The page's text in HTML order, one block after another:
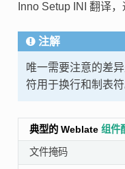
Inno Setup INI 翻译
注解
唯一需要注意的差
符用于换行和制表符
典型的 Weblate 组件
文件掩码